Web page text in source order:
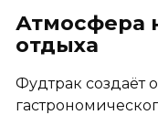
Атмосфера
отдыха
Фудтрак создаёт